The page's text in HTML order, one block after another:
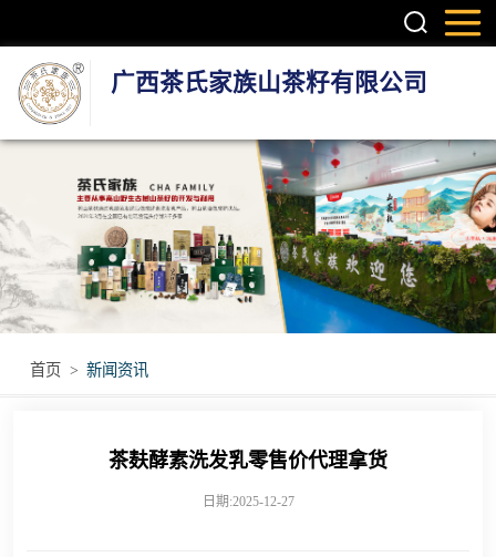
广西茶氏家族山茶籽有限公司
首页 > 新闻资讯
茶麸酵素洗发乳零售价代理拿货
日期:2025-12-27
护肤系列产品
疼痛调理产品
无烟艾灸产品
瑶浴瑶茶产品